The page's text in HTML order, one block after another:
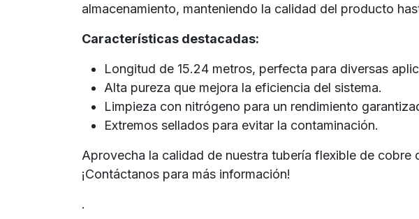
almacenamiento, manteniendo la calidad del producto
Características destacadas:
Longitud de 15.24 metros, perfecta para diversas
Alta pureza que mejora la eficiencia del sistema.
Limpieza con nitrógeno para un rendimiento
Extremos sellados para evitar la contaminación.
Aprovecha la calidad de nuestra tubería flexible de
¡Contáctanos para más información!
.